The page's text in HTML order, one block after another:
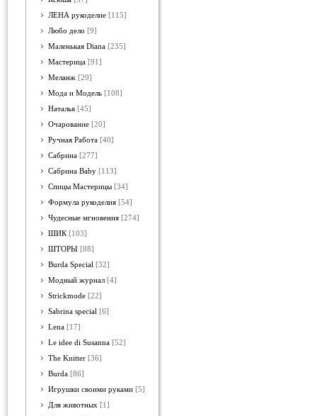
ЛЕНА рукоделие [115]
Любо дело [9]
Маленькая Diana [235]
Мастерица [91]
Меланж [29]
Мода и Модель [108]
Наталья [45]
Очарование [20]
Ручная Работа [40]
Сабрина [277]
Сабрина Baby [113]
Спицы Мастерицы [34]
Формула рукоделия [54]
Чудесные мгновения [274]
ШИК [103]
ШТОРЫ [88]
Burda Special [32]
Модный журнал [4]
Strickmode [22]
Sabrina special [6]
Lena [17]
Le idee di Susanna [52]
The Knitter [36]
Burda [86]
Игрушки своими руками [5]
Для животных [1]